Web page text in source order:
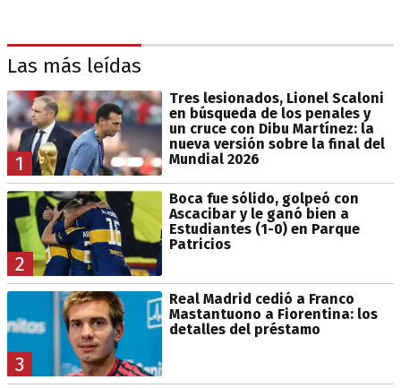
Las más leídas
1
Tres lesionados, Lionel Scaloni
en búsqueda de los penales y
un cruce con Dibu Martínez: la
nueva versión sobre la final del
Mundial 2026
2
Boca fue sólido, golpeó con
Ascacibar y le ganó bien a
Estudiantes (1-0) en Parque
Patricios
3
Real Madrid cedió a Franco
Mastantuono a Fiorentina: los
detalles del préstamo